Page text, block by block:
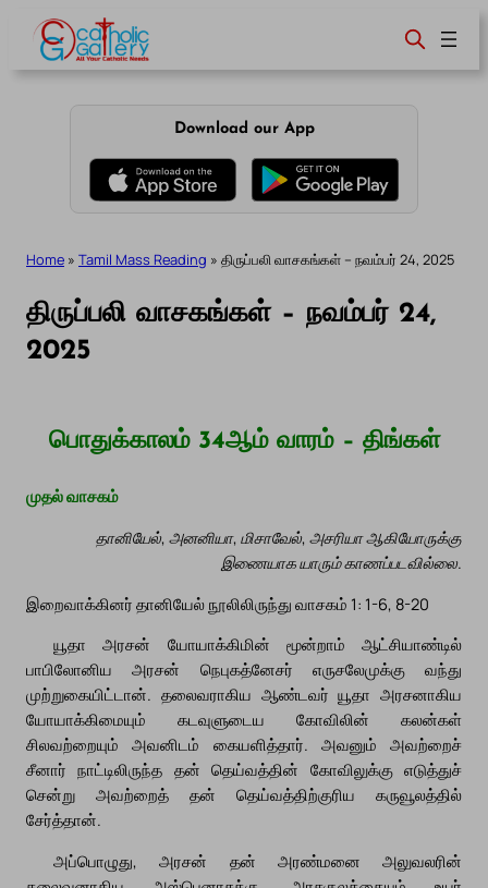
content
Download our App
Home » Tamil Mass Reading » திருப்பலி வாசகங்கள் – நவம்பர் 24, 2025
திருப்பலி வாசகங்கள் – நவம்பர் 24,
2025
பொதுக்காலம் 34ஆம் வாரம் – திங்கள்
முதல் வாசகம்
தானியேல், அனனியா, மிசாவேல், அசரியா ஆகியோருக்கு
இணையாக யாரும் காணப்படவில்லை.
இறைவாக்கினர் தானியேல் நூலிலிருந்து வாசகம் 1: 1-6, 8-20
யூதா அரசன் யோயாக்கிமின் மூன்றாம் ஆட்சியாண்டில்
பாபிலோனிய அரசன் நெபுகத்னேசர் எருசலேமுக்கு வந்து
முற்றுகையிட்டான். தலைவராகிய ஆண்டவர் யூதா அரசனாகிய
யோயாக்கிமையும் கடவுளுடைய கோவிலின் கலன்கள்
சிலவற்றையும் அவனிடம் கையளித்தார். அவனும் அவற்றைச்
சீனார் நாட்டிலிருந்த தன் தெய்வத்தின் கோவிலுக்கு எடுத்துச்
சென்று அவற்றைத் தன் தெய்வத்திற்குரிய கருவூலத்தில்
சேர்த்தான்.
அப்பொழுது, அரசன் தன் அரண்மனை அலுவலரின்